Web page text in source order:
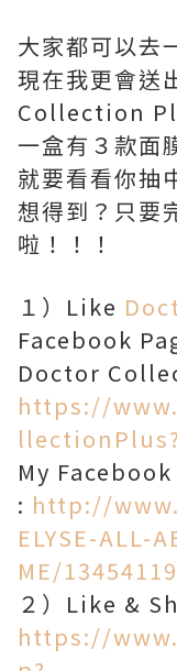
大家都可以去
現在我更會送
Collection
一盒有３款面
就要看看你抽
想得到？只要
啦！！！
１）Like
Facebook
Doctor
https://
My Facebook
: http://
ELYSE-ALL-
ME/
２）Like &
https://